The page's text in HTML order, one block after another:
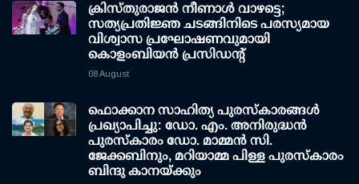
ക്രിസ്തുരാജൻ നീണാൾ വാഴട്ടെ;
സത്യപ്രതിജ്ഞ ചടങ്ങിനിടെ പരസ്യമായ
വിശ്വാസ പ്രഘോഷണവുമായി
കൊളംബിയൻ പ്രസിഡന്റ്
08 August
ഫൊക്കാന സാഹിത്യ പുരസ്‌കാരങ്ങള്‍
പ്രഖ്യാപിച്ചു: ഡോ. എം. അനിരുദ്ധന്‍
പുരസ്‌കാരം ഡോ. മാമ്മന്‍ സി.
ജേക്കബിനും, മറിയാമ്മ പിള്ള പുരസ്‌കാരം
ബിന്ദു കാനയ്ക്കും